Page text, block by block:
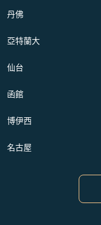
丹佛
亞特蘭大
仙台
函館
博伊西
名古屋